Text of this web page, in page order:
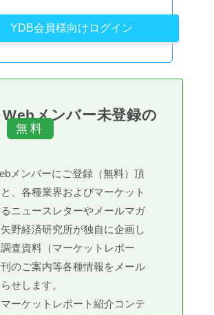
YDB会員様向けログイン
メンバー未登録の
メンバーにご登録（無料）頂
、各種業界およびマーケット
ニュースレターやメールマガ
野経済研究所が独自に企画し
査資料（マーケットレポー
刊のご案内等各種情報をメール
せします。
ーケットレポート紹介コンテ